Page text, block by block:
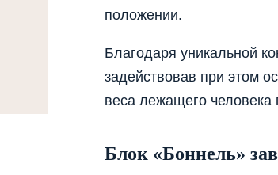
положении.
Благодаря уникальной
задействовав при этом
веса лежащего человека
Блок «Боннель»